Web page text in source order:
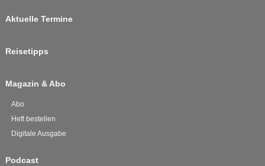
Aktuelle Termine
Reisetipps
Magazin & Abo
Abo
Heft bestellen
Digitale Ausgabe
Podcast